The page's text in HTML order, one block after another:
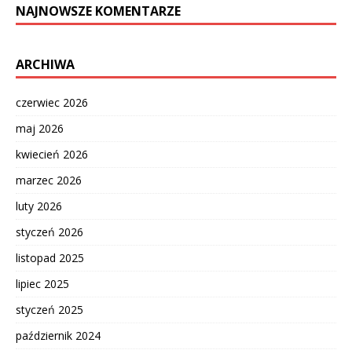
NAJNOWSZE KOMENTARZE
ARCHIWA
czerwiec 2026
maj 2026
kwiecień 2026
marzec 2026
luty 2026
styczeń 2026
listopad 2025
lipiec 2025
styczeń 2025
październik 2024